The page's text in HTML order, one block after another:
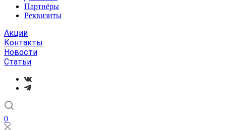
Партнёры
Реквизиты
Акции
Контакты
Новости
Статьи
0